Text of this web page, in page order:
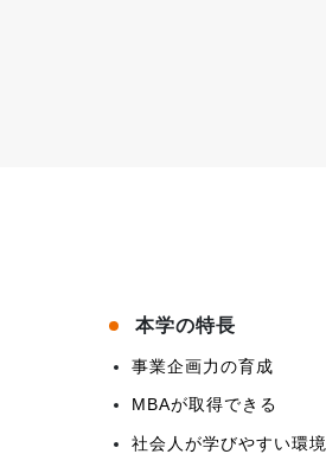
本学の特長
事業企画力の育成
MBAが取得できる
社会人が学びやすい環境